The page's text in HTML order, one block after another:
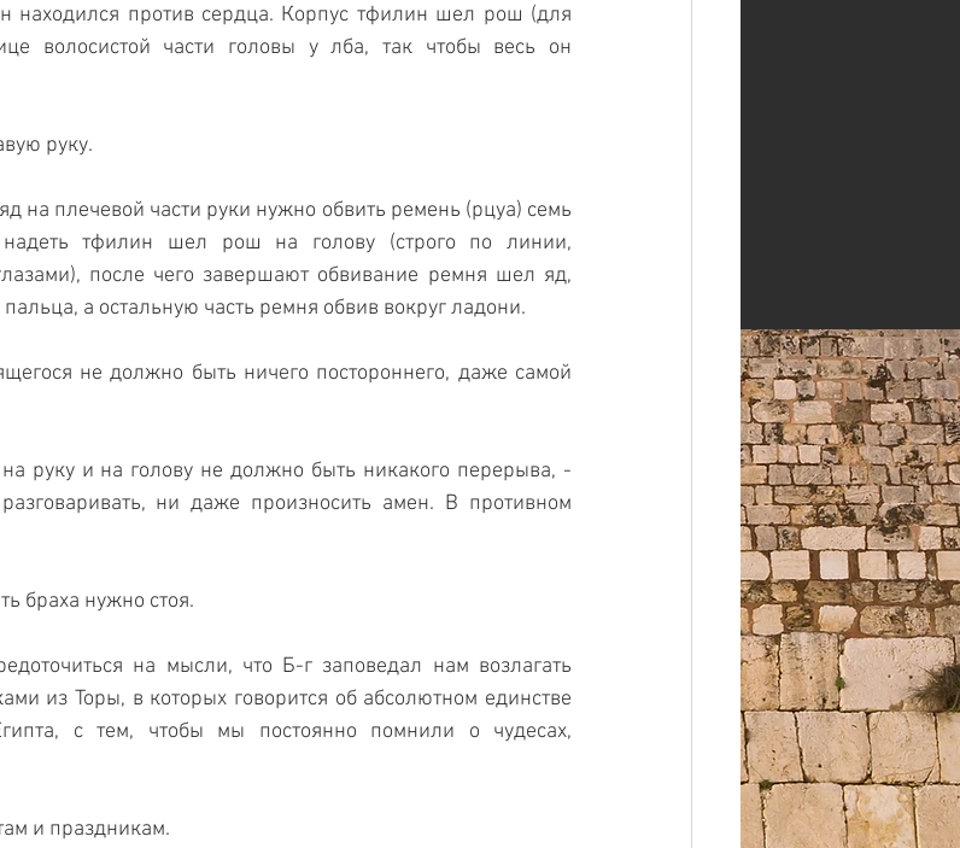
находился против сердца. Корпус тфилин шел рош (для
волосистой части головы у лба, так чтобы весь он
руку.
на плечевой части руки нужно обвить ремень (рцуа) семь
надеть тфилин шел рош на голову (строго по линии,
после чего завершают обвивание ремня шел яд,
а остальную часть ремня обвив вокруг ладони.
не должно быть ничего постороннего, даже самой
руку и на голову не должно быть никакого перерыва, -
ни даже произносить амен. В противном
браха нужно стоя.
на мысли, что Б-г заповедал нам возлагать
из Торы, в которых говорится об абсолютном единстве
с тем, чтобы мы постоянно помнили о чудесах,
и праздникам.